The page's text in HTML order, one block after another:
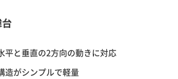
平と垂直の2方向の動きに対応
造がシンプルで軽量